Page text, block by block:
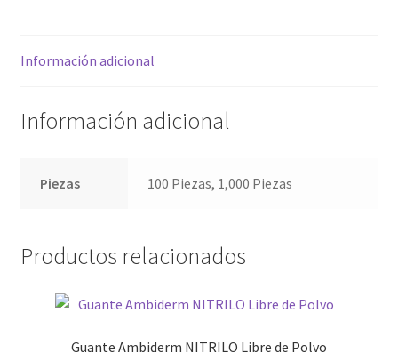
o sA n
tir
Información adicional
Información adicional
Piezas 100 Piezas, 1,000 Piezas
Productos relacionados
Guante Ambiderm NITRILO Libre de Polvo